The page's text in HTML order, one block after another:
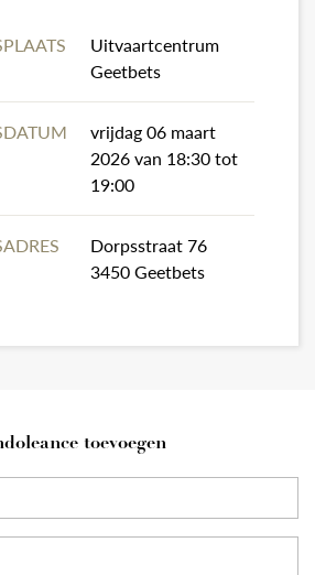
Uitvaartcentrum
Geetbets
vrijdag 06 maart
2026 van 18:30 tot
19:00
Dorpsstraat 76
3450 Geetbets
toevoegen